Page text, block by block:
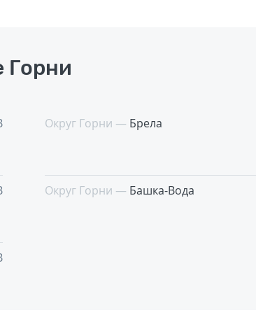
Горни
Округ Горни — Брела
Округ Горни — Башка-Вода